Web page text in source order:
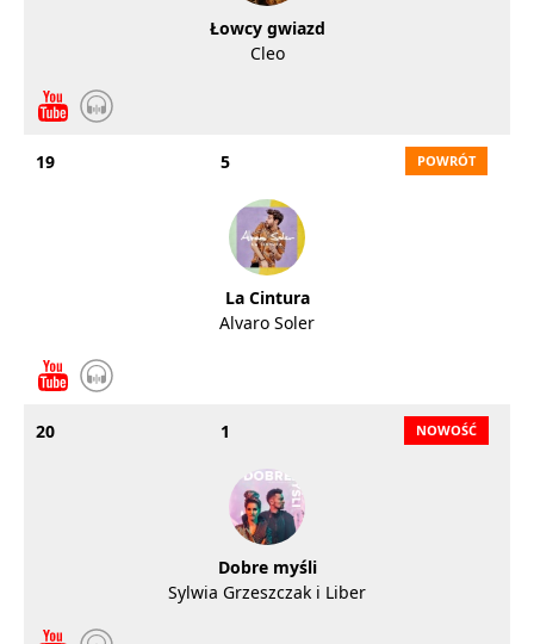
Łowcy gwiazd
Cleo
19 5
La Cintura
Alvaro Soler
20 1
Dobre myśli
Sylwia Grzeszczak i Liber